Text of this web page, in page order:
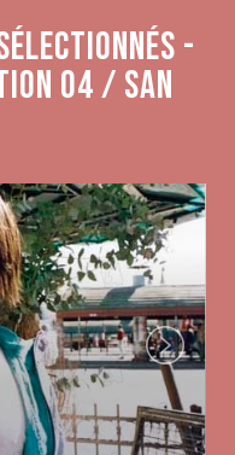
-
04 / San
Next